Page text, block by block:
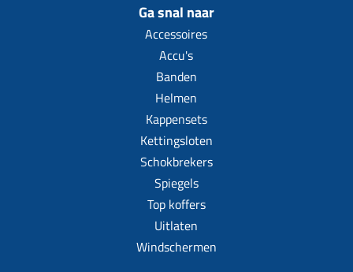
Ga snal naar
Accessoires
Accu's
Banden
Helmen
Kappensets
Kettingsloten
Schokbrekers
Spiegels
Top koffers
Uitlaten
Windschermen